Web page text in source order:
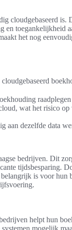
cloudgebaseerd is.
en toegankelijkheid
het nog
wat het risico
aan dezelfde data
bedrijven. Dit
tijdsbesparing.
is voor
helpt hun
mogelijk